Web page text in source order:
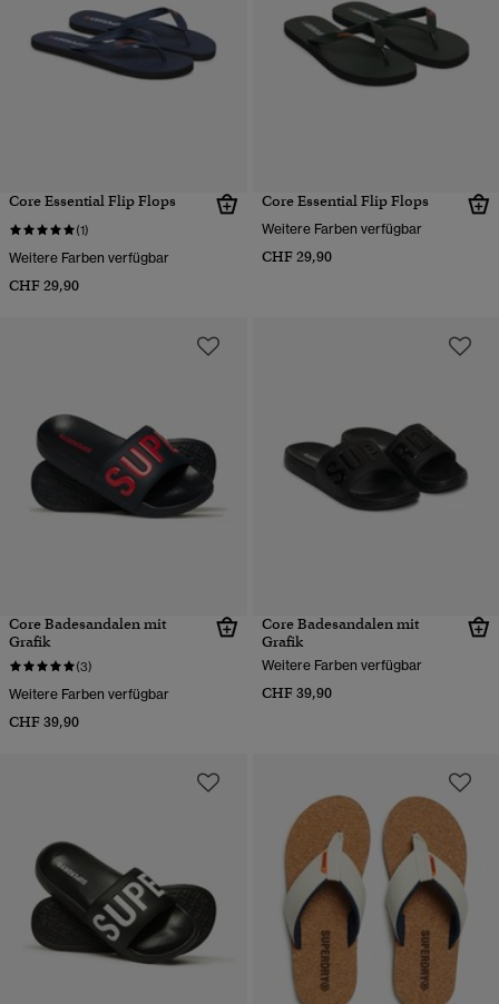
Core Essential Flip Flops
(1)
Weitere Farben verfügbar
CHF 29,90
Core Essential Flip Flops
Weitere Farben verfügbar
CHF 29,90
Core Badesandalen mit
Grafik
(3)
Weitere Farben verfügbar
CHF 39,90
Core Badesandalen mit
Grafik
Weitere Farben verfügbar
CHF 39,90